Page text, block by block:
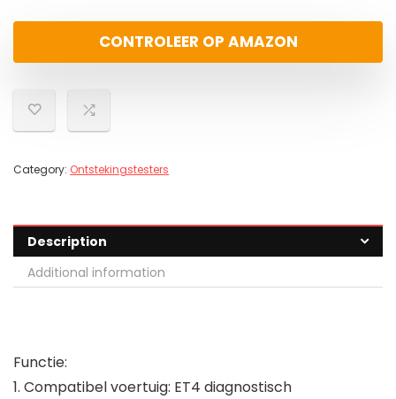
CONTROLEER OP AMAZON
Category: Ontstekingstesters
Description
Additional information
Functie:
1. Compatibel voertuig: ET4 diagnostisch